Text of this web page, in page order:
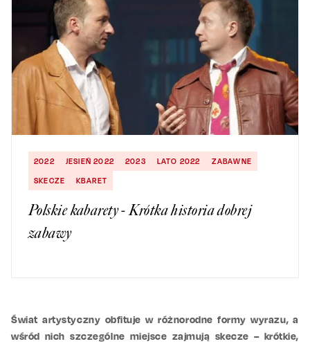
2022 JESIEŃ 2022 2023 LATO 2022
ZABAWNE
SKECZE
KBARET
Polskie kabarety - Krótka historia dobrej
zabawy
Świat artystyczny obfituje w różnorodne formy wyrazu, a
wśród nich szczególne miejsce zajmują skecze – krótkie,